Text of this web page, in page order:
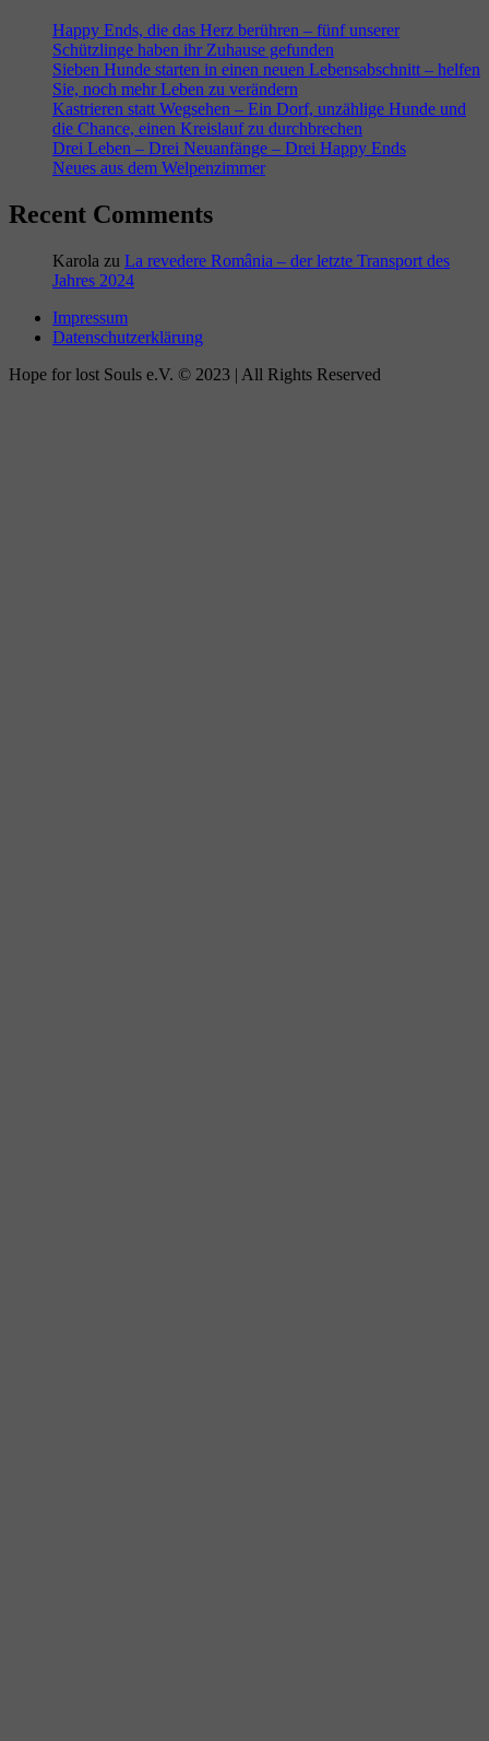
Happy Ends, die das Herz berühren – fünf unserer
Schützlinge haben ihr Zuhause gefunden
Sieben Hunde starten in einen neuen Lebensabschnitt – helfen
Sie, noch mehr Leben zu verändern
Kastrieren statt Wegsehen – Ein Dorf, unzählige Hunde und
die Chance, einen Kreislauf zu durchbrechen
Drei Leben – Drei Neuanfänge – Drei Happy Ends
Neues aus dem Welpenzimmer
Recent Comments
Karola zu La revedere România – der letzte Transport des
Jahres 2024
Impressum
Datenschutzerklärung
Hope for lost Souls e.V. © 2023 | All Rights Reserved